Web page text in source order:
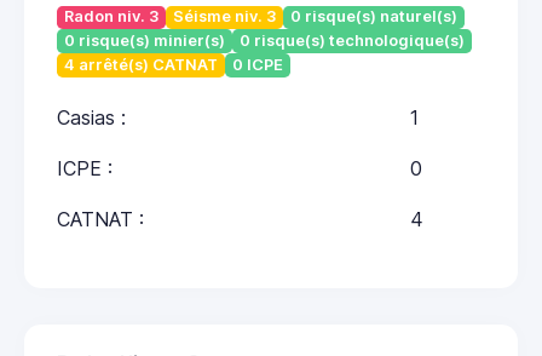
Radon niv. 3 Séisme niv. 3
0 risque(s) naturel(s)
0 risque(s) minier(s)
0 risque(s) technologique(s)
4 arrêté(s) CATNAT
0 ICPE
Casias : 1
ICPE : 0
CATNAT : 4